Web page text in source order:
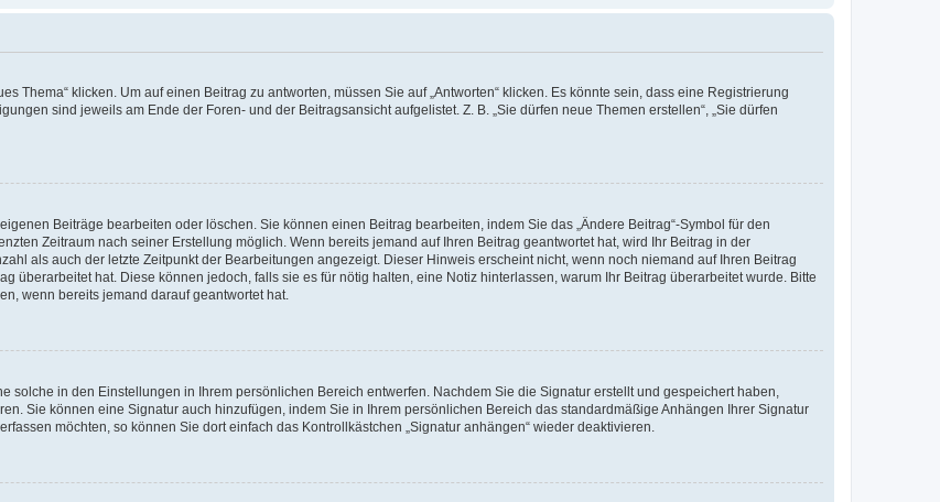
Thema“ klicken. Um auf einen Beitrag zu antworten, müssen Sie auf „Antworten“ klicken. Es könnte sein, dass eine Registrierung
sind jeweils am Ende der Foren- und der Beitragsansicht aufgelistet. Z. B. „Sie dürfen neue Themen erstellen“, „Sie dürfen
Beiträge bearbeiten oder löschen. Sie können einen Beitrag bearbeiten, indem Sie das „Ändere Beitrag“-Symbol für den
Zeitraum nach seiner Erstellung möglich. Wenn bereits jemand auf Ihren Beitrag geantwortet hat, wird Ihr Beitrag in der
als auch der letzte Zeitpunkt der Bearbeitungen angezeigt. Dieser Hinweis erscheint nicht, wenn noch niemand auf Ihren Beitrag
überarbeitet hat. Diese können jedoch, falls sie es für nötig halten, eine Notiz hinterlassen, warum Ihr Beitrag überarbeitet wurde. Bitte
wenn bereits jemand darauf geantwortet hat.
solche in den Einstellungen in Ihrem persönlichen Bereich entwerfen. Nachdem Sie die Signatur erstellt und gespeichert haben,
Sie können eine Signatur auch hinzufügen, indem Sie in Ihrem persönlichen Bereich das standardmäßige Anhängen Ihrer Signatur
möchten, so können Sie dort einfach das Kontrollkästchen „Signatur anhängen“ wieder deaktivieren.